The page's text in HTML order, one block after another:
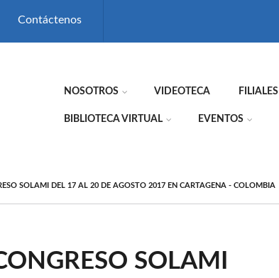
Contáctenos
NOSOTROS VIDEOTECA FILIALES
BIBLIOTECA VIRTUAL EVENTOS
SOLAMI DEL 17 AL 20 DE AGOSTO 2017 EN CARTAGENA - COLOMBIA
SOLAMI